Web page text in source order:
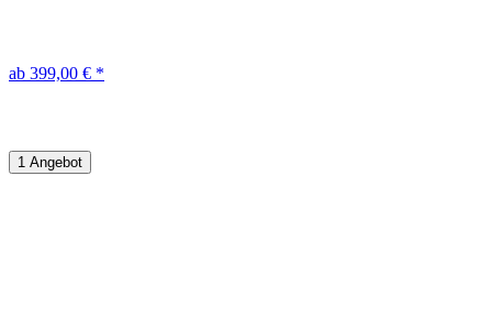
ab 399,00 € *
1 Angebot